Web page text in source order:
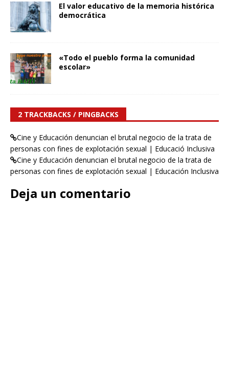
El valor educativo de la memoria histórica
democrática
«Todo el pueblo forma la comunidad
escolar»
2 TRACKBACKS / PINGBACKS
Cine y Educación denuncian el brutal negocio de la trata de
personas con fines de explotación sexual | Educació Inclusiva
Cine y Educación denuncian el brutal negocio de la trata de
personas con fines de explotación sexual | Educación Inclusiva
Deja un comentario